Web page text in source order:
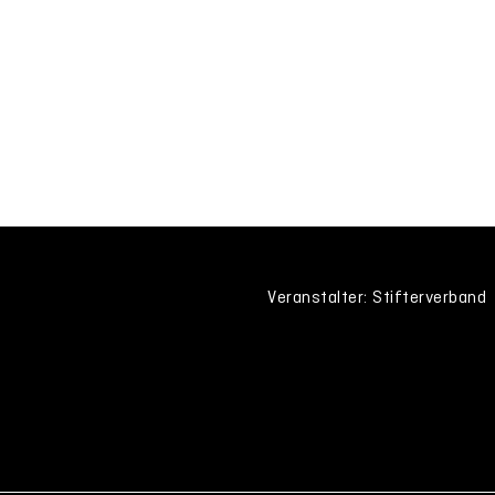
Veranstalter: Stifterverband